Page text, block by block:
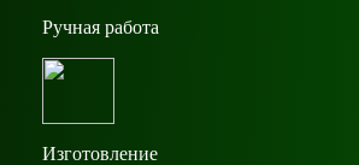
Ручная работа
Изготовление